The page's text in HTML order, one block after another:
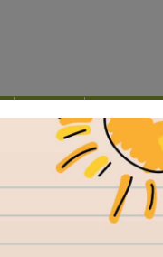
וקהילה נדל”ן
העיר יוסי ברודני בשעת סיפור
העיר